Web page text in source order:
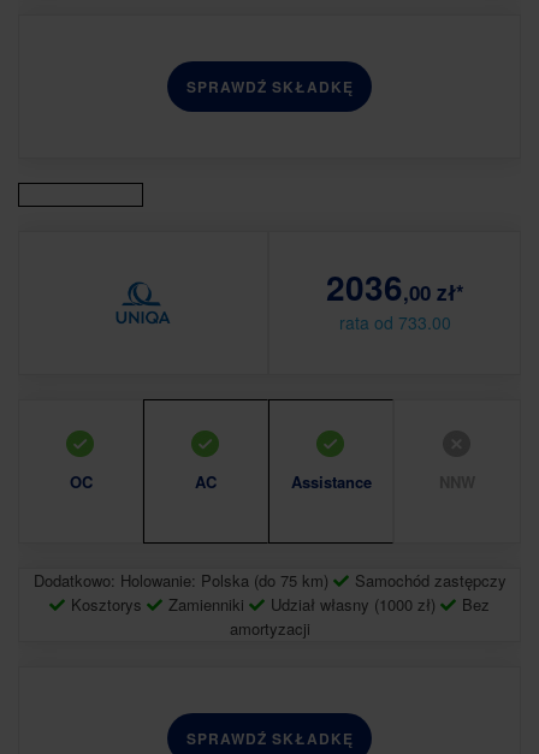
SPRAWDŹ SKŁADKĘ
2036,00 zł*
rata od 733.00
OC AC Assistance
Dodatkowo: Holowanie: Polska (do 75 km)
Samochód zastępczy
Kosztorys
Zamienniki Udział własny (1000 zł)
Bez
amortyzacji
SPRAWDŹ SKŁADKĘ